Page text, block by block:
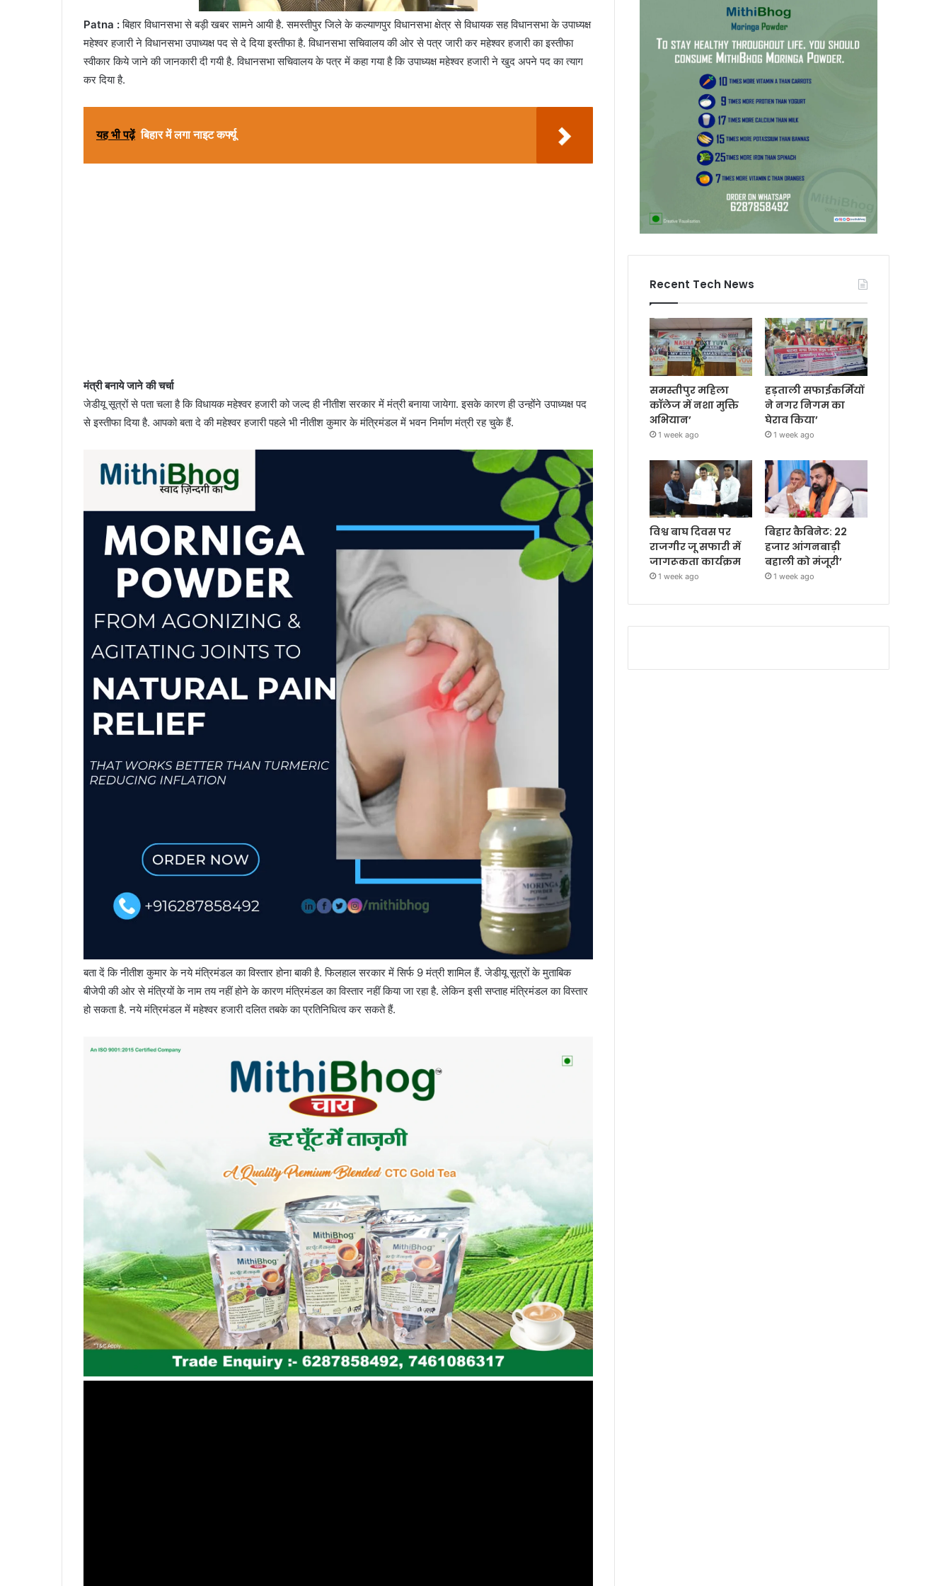
Patna :बिहार विधानसभा से बड़ी खबर सामने आयी है. समस्तीपुर जिले के कल्याणपुर विधानसभा क्षेत्र से विधायक सह विधानसभा के उपाध्यक्ष
महेश्वर हजारी ने विधानसभा उपाध्यक्ष पद से दे दिया इस्तीफा है. विधानसभा सचिवालय की ओर से पत्र जारी कर महेश्वर हजारी का इस्तीफा
स्वीकार किये जाने की जानकारी दी गयी है. विधानसभा सचिवालय के पत्र में कहा गया है कि उपाध्यक्ष महेश्वर हजारी ने खुद अपने पद का त्याग
कर दिया है.
यह भी पढ़ें बिहार में लगा नाइट कर्फ्यू
मंत्री बनाये जाने की चर्चा
जेडीयू सूत्रों से पता चला है कि विधायक महेश्वर हजारी को जल्द ही नीतीश सरकार में मंत्री बनाया जायेगा. इसके कारण ही उन्होंने उपाध्यक्ष पद
से इस्तीफा दिया है. आपको बता दे की महेश्वर हजारी पहले भी नीतीश कुमार के मंत्रिमंडल में भवन निर्माण मंत्री रह चुके हैं.
बता दें कि नीतीश कुमार के नये मंत्रिमंडल का विस्तार होना बाकी है. फिलहाल सरकार में सिर्फ 9 मंत्री शामिल हैं. जेडीयू सूत्रों के मुताबिक
बीजेपी की ओर से मंत्रियों के नाम तय नहीं होने के कारण मंत्रिमंडल का विस्तार नहीं किया जा रहा है. लेकिन इसी सप्ताह मंत्रिमंडल का विस्तार
हो सकता है. नये मंत्रिमंडल में महेश्वर हजारी दलित तबके का प्रतिनिधित्व कर सकते हैं.
Recent Tech News
समस्तीपुर महिला
कॉलेज में नशा मुक्ति
अभियान’
1 week ago
हड़ताली सफाईकर्मियों
ने नगर निगम का
घेराव किया’
1 week ago
विश्व बाघ दिवस पर
राजगीर जू सफारी में
जागरूकता कार्यक्रम
1 week ago
बिहार कैबिनेट: 22
हजार आंगनबाड़ी
बहाली को मंजूरी’
1 week ago